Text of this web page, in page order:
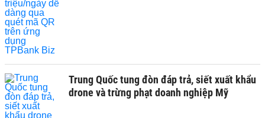
Trung Quốc tung đòn đáp trả, siết xuất khẩu
drone và trừng phạt doanh nghiệp Mỹ